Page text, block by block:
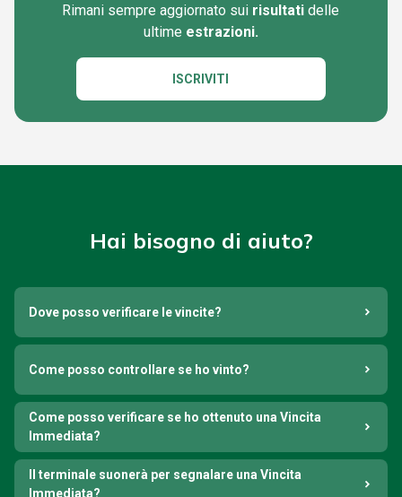
Rimani sempre aggiornato sui risultati delle
ultime estrazioni.
ISCRIVITI
Hai bisogno di aiuto?
Dove posso verificare le vincite?
Come posso controllare se ho vinto?
Come posso verificare se ho ottenuto una Vincita
Immediata?
Il terminale suonerà per segnalare una Vincita
Immediata?